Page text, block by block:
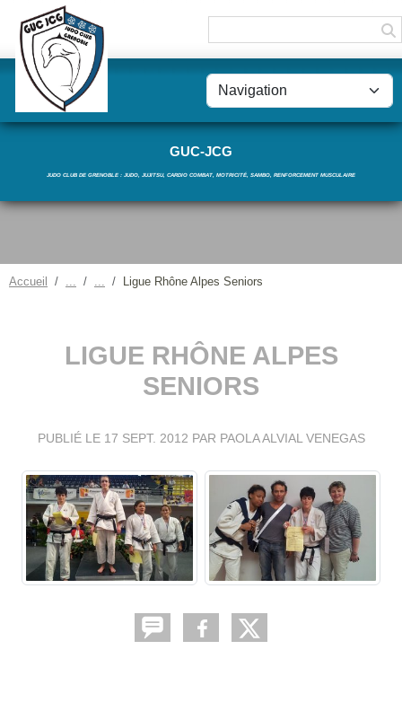
GUC-JCG
JUDO CLUB DE GRENOBLE : JUDO, JUJITSU, CARDIO COMBAT, MOTRICITÉ, SAMBO, RENFORCEMENT MUSCULAIRE
Accueil Ligue Rhône Alpes Seniors
LIGUE RHÔNE ALPES
SENIORS
PUBLIÉ LE 17 SEPT. 2012 PAR PAOLA ALVIAL VENEGAS
Panneau de gestion des cookies